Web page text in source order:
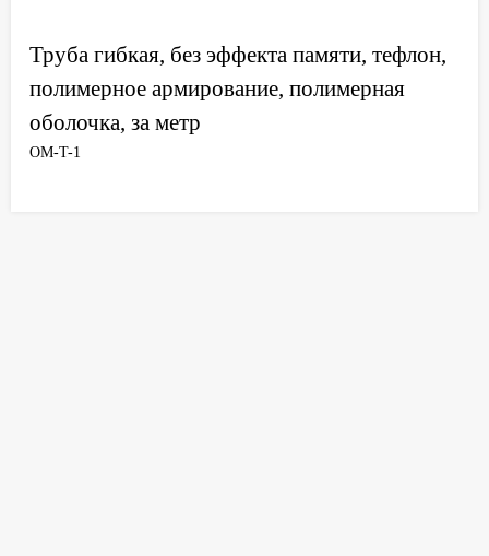
Труба гибкая, без эффекта памяти, тефлон,
полимерное армирование, полимерная
оболочка, за метр
OM-T-1